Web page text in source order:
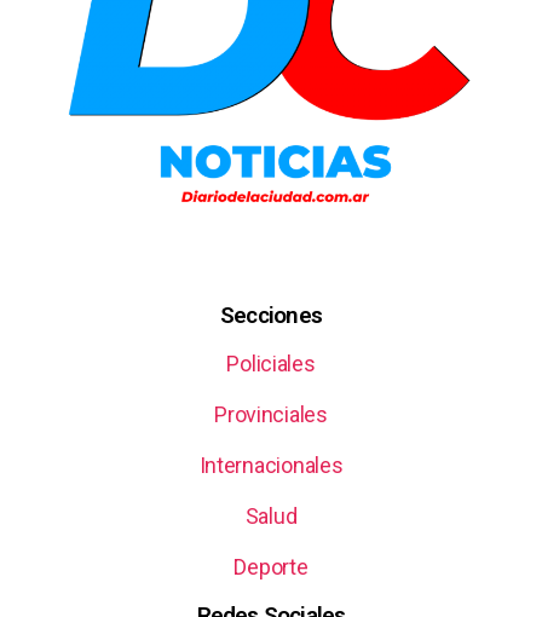
Secciones
Policiales
Provinciales
Internacionales
Salud
Deporte